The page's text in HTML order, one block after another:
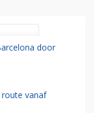
door
vanaf